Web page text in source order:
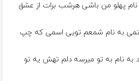
نام پهلو من باشی هرشب برات از عشق
به نام شمعم تویی اسمی که چپ
به نام به تو میرسه دلم تهش یه تو